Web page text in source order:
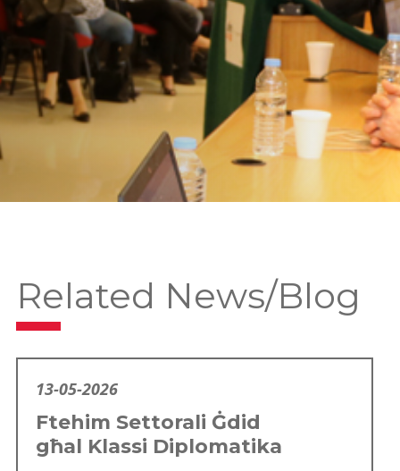
Related News/Blog
13-05-2026
Ftehim Settorali Ġdid
għal Klassi Diplomatika